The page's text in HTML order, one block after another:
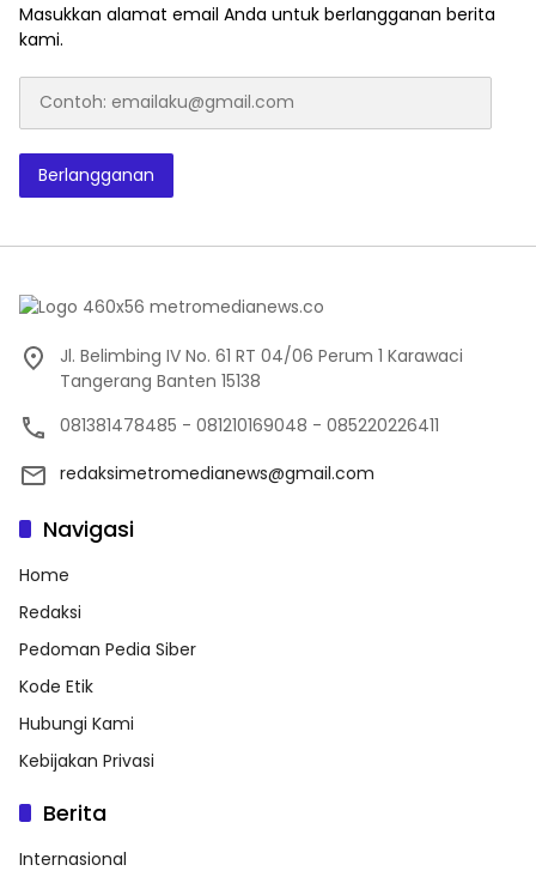
Masukkan alamat email Anda untuk berlangganan berita
kami.
emailaku@gmail.com
Berlangganan
Jl. Belimbing IV No. 61 RT 04/06 Perum 1 Karawaci
Tangerang Banten 15138
081381478485 - 081210169048 - 085220226411
redaksimetromedianews@gmail.com
Navigasi
Home
Redaksi
Pedoman Pedia Siber
Kode Etik
Hubungi Kami
Kebijakan Privasi
Berita
Internasional